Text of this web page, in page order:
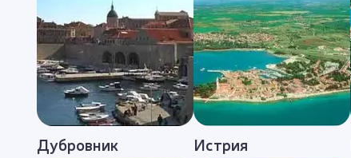
Дубровник Истрия